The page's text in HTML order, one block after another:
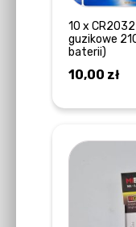
10 x
guzikowe
baterii)
10,00 zł